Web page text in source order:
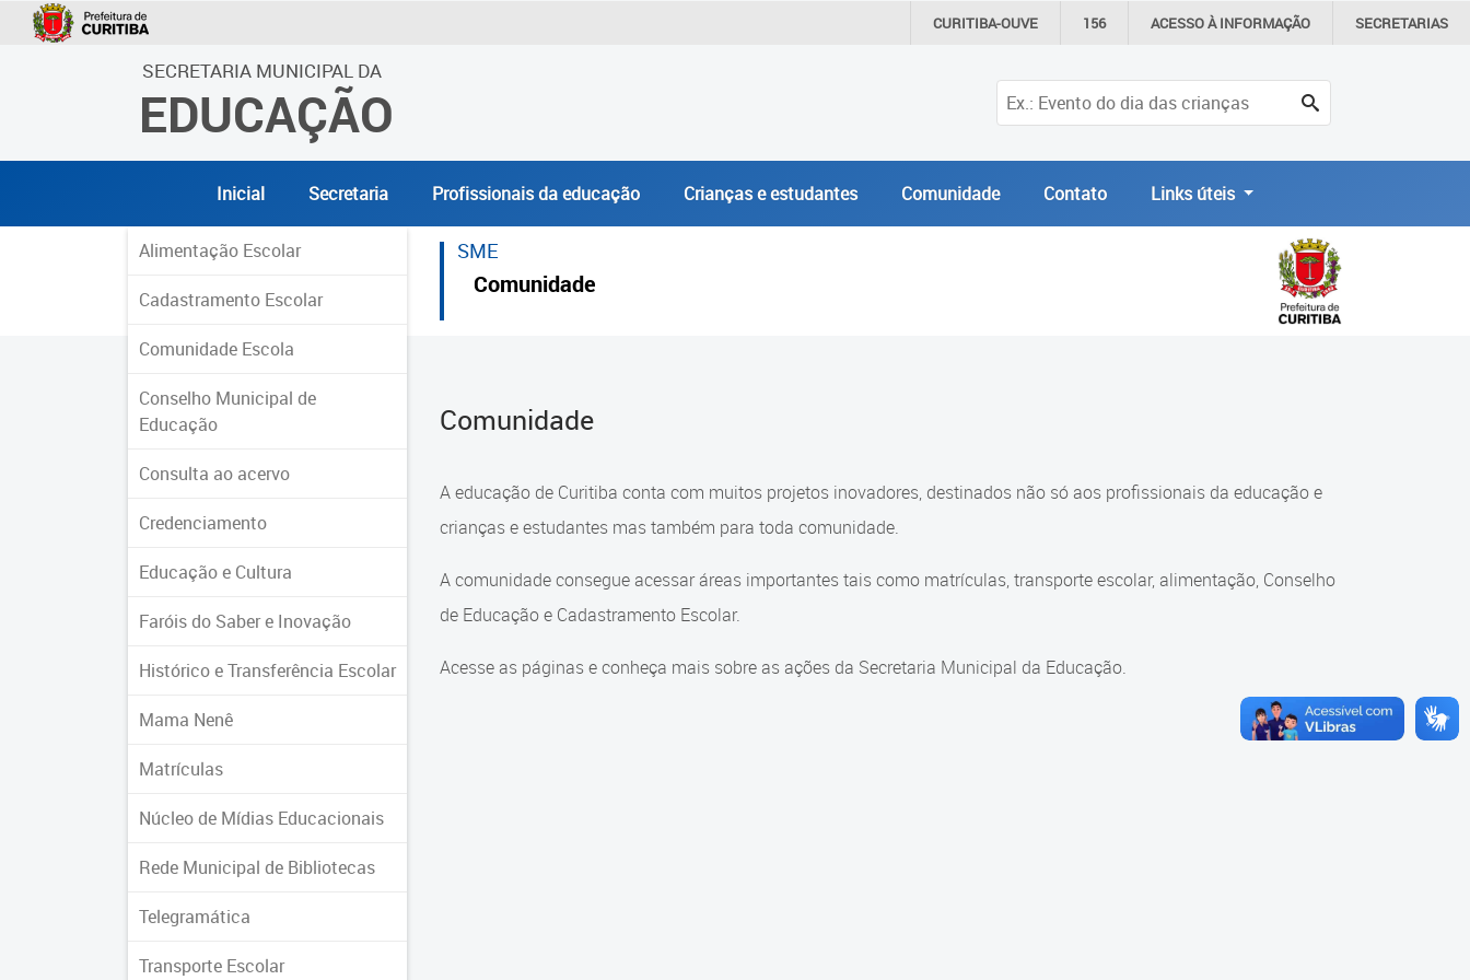
CURITIBA-OUVE 156 ACESSO ÀINFORMAÇÃO SECRETARIAS
SECRETARIA MUNICIPAL DA
EDUCAÇÃO
Inicial Secretaria Profissionais da educação Crianças e estudantes Comunidade Contato Links úteis
Alimentação Escolar
Cadastramento Escolar
Comunidade Escola
Conselho Municipal de
Educação
Consulta ao acervo
Credenciamento
Educação e Cultura
Faróis do Saber e Inovação
Histórico e Transferência Escolar
Mama Nenê
Matrículas
Núcleo de Mídias Educacionais
Rede Municipal de Bibliotecas
Telegramática
Transporte Escolar
SME
Comunidade
Comunidade
A educação de Curitiba conta com muitos projetos inovadores, destinados não só aos profissionais da educação e
crianças e estudantes mas também para toda comunidade.
A comunidade consegue acessar áreas importantes tais como matrículas, transporte escolar, alimentação, Conselho
de Educação e Cadastramento Escolar.
Acesse as páginas e conheça mais sobre as ações da Secretaria Municipal da Educação.